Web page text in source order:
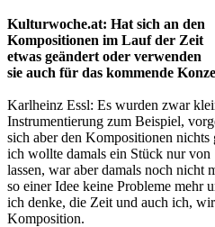
Kulturwoche.at: Hat sich an den
Kompositionen im Lauf der Zeit
etwas geändert oder verwenden
sie auch für das kommende
Karlheinz Essl: Es wurden zwar
Instrumentierung zum Beispiel,
sich aber den Kompositionen nichts
ich wollte damals ein Stück nur von
lassen, war aber damals noch nicht
so einer Idee keine Probleme mehr
ich denke, die Zeit und auch ich,
Komposition.